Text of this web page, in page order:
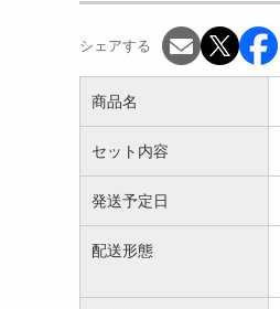
【パープル/25cm】アモジ
2980円
シェアする
商品名
セット内容
発送予定日
配送形態